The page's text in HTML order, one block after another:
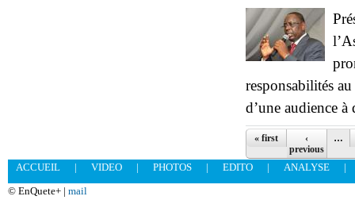
responsabilités
d’une audience
Pages
« first
‹
previous
…
ACCUEIL | VIDEO | PHOTOS | EDITO | ANALYSE
|
© EnQuete+ | mail